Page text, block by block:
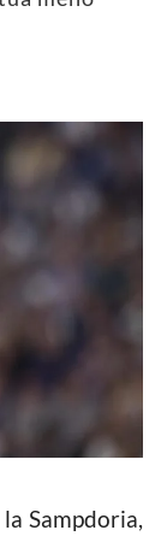
Sampdoria,